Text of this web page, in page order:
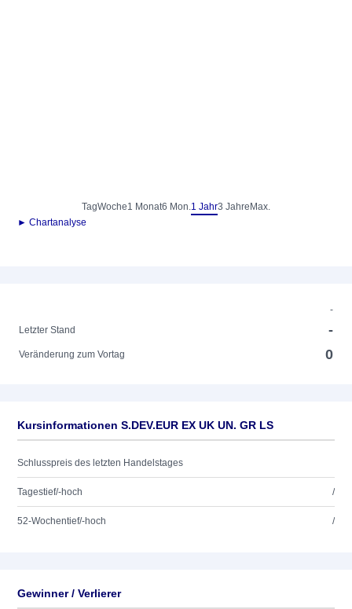
TagWoche1 Monat6 Mon.1 Jahr3 Jahre Max.
► Chartanalyse
-
Letzter Stand
-
Veränderung zum Vortag 0
Kursinformationen S.DEV.EUR EX UK UN. GR LS
Schlusspreis des letzten Handelstages
Tagestief/-hoch /
52-Wochentief/-hoch /
Gewinner / Verlierer